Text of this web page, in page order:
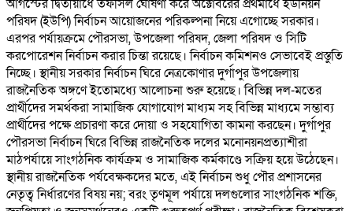
আগস্টের দ্বিতীয়ার্ধে তফসিল ঘোষণা করে অক্টোবরের প্রথমার্ধে ইউনিয়ন
পরিষদ (ইউপি) নির্বাচন আয়োজনের পরিকল্পনা নিয়ে এগোচ্ছে সরকার।
এরপর পর্যায়ক্রমে পৌরসভা, উপজেলা পরিষদ, জেলা পরিষদ ও সিটি
করপোরেশন নির্বাচন করার চিন্তা রয়েছে। নির্বাচন কমিশনও সেভাবেই প্রস্তুতি
নিচ্ছে। স্থানীয় সরকার নির্বাচন ঘিরে নেত্রকোণার দুর্গাপুর উপজেলায়
রাজনৈতিক অঙ্গণে ইতোমধ্যে আলোচনা শুরু হয়েছে। বিভিন্ন দল-মতের
প্রার্থীদের সমর্থকরা সামাজিক যোগাযোগ মাধ্যম সহ বিভিন্ন মাধ্যমে সম্ভাব্য
প্রার্থীদের পক্ষে প্রচারণা করে দোয়া ও সহযোগিতা কামনা করছেন। দুর্গাপুর
পৌরসভা নির্বাচন ঘিরে বিভিন্ন রাজনৈতিক দলের মনোনয়নপ্রত্যাশীরা
মাঠপর্যায়ে সাংগঠনিক কার্যক্রম ও সামাজিক কর্মকাণ্ডে সক্রিয় হয়ে উঠেছেন।
স্থানীয় রাজনৈতিক পর্যবেক্ষকদের মতে, এই নির্বাচন শুধু পৌর প্রশাসনের
নেতৃত্ব নির্ধারণের বিষয় নয়; বরং তৃণমূল পর্যায়ে দলগুলোর সাংগঠনিক শক্তি,